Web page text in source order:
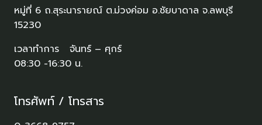
หมู่ที่ 6 ถ.สุระนารายณ์ ต.ม่วงค่อม อ.ชัยบาดาล จ.ลพบุรี
15230
เวลาทำการ จันทร์ – ศุกร์
08:30 -16:30 น.
โทรศัพท์ / โทรสาร